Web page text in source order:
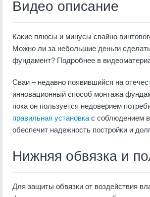
Видео описание
Какие плюсы и минусы свайно
Можно ли за небольшие деньги
фундамент? Подробнее в
Сваи – недавно появившийся на
инновационный способ монтажа
пока он пользуется недоверием
правильная установкас соблюдением
обеспечит надежность постройки и
Нижняя обвязка и
Для защиты обвязки от воздействия